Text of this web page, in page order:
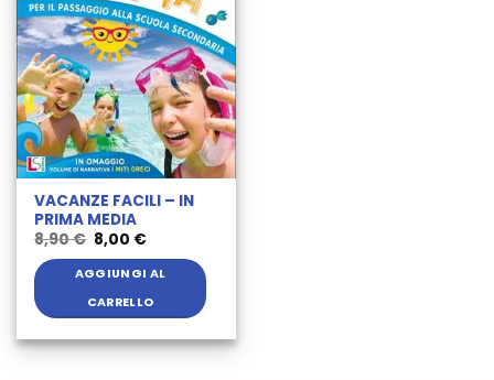
VACANZE FACILI – IN
PRIMA MEDIA
8,90€ Il
prezzo
originale
era:
8,90 €.
8,00 €Il
attuale
è:
8,00 €.
AGGIUNGI AL
CARRELLO